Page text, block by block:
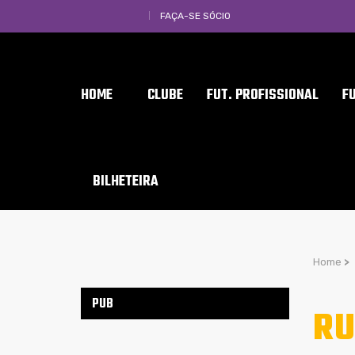
FAÇA-SE SÓCIO
HOME CLUBE FUT. PROFISSIONAL
BILHETEIRA
Home >
PUB